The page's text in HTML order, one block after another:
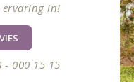
ervaring in!
000 15 15